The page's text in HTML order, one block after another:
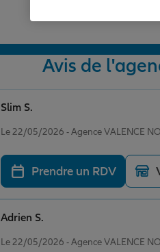
Avis de
Le 22/05/2026 - Agence VALENCE
Slim S.
Prendre un RDV
Le 22/05/2026 - Agence VALENCE
Adrien S.